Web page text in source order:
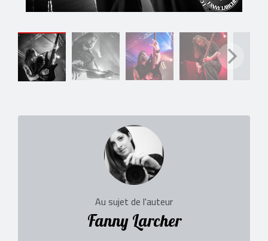
Au sujet de l'auteur
Fanny Larcher